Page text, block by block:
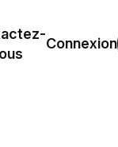
Connexion